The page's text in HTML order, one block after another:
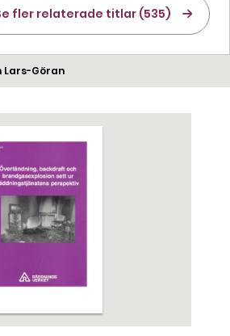
fler relaterade titlar (535)
Lars-Göran